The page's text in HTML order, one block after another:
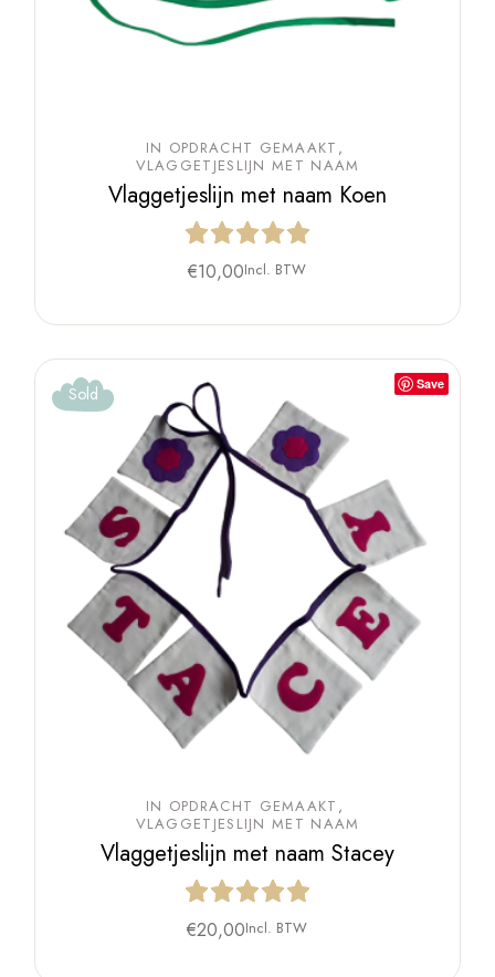
IN OPDRACHT GEMAAKT
VLAGGETJESLIJN MET NAAM
Vlaggetjeslijn met naam Koen
€10,00Incl. BTW
Save
Sold
IN OPDRACHT GEMAAKT
VLAGGETJESLIJN MET NAAM
Vlaggetjeslijn met naam Stacey
€20,00Incl. BTW